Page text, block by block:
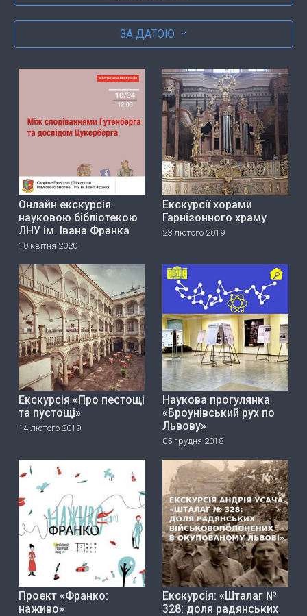
ЗА ДАТОЮ
Онлайн екскурсія
науковою бібліотекою
ЛНУ ім. Івана Франка
10 квітня 2020
Екскурсії хорами
Гарнізонного храму
23 лютого 2019
Екскурсія «Про пестощі
та пустощі»
14 лютого 2019
Наукова прогулянка
«Броунівський рух по
Львову»
05 грудня 2018
Проект «Франко:
наживо»
Екскурсія: «Шталаг №
328: доля радянських